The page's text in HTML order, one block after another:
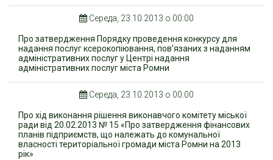
Середа, 23.10.2013 о 00:00
Про затвердження Порядку проведення конкурсу для
надання послуг ксерокопіювання, пов’язаних з наданням
адміністративних послуг у Центрі надання
адміністративних послуг міста Ромни
Середа, 23.10.2013 о 00:00
Про хід виконання рішення виконавчого комітету міської
ради від 20.02.2013 № 15 «Про затвердження фінансових
планів підприємств, що належать до комунальної
власності територіальної громади міста Ромни на 2013
рік»